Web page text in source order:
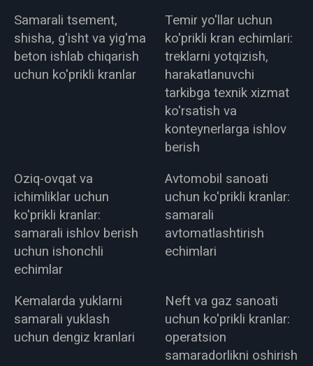
Samarali tsement,
shisha, g'isht va yig'ma
beton ishlab chiqarish
uchun ko'prikli kranlar
Temir yo'llar uchun
ko'prikli kran echimlari:
treklarni yotqizish,
harakatlanuvchi
tarkibga texnik xizmat
ko'rsatish va
konteynerlarga ishlov
berish
Oziq-ovqat va
ichimliklar uchun
ko'prikli kranlar:
samarali ishlov berish
uchun ishonchli
echimlar
Avtomobil sanoati
uchun ko'prikli kranlar:
samarali
avtomatlashtirish
echimlari
Kemalarda yuklarni
samarali yuklash
uchun dengiz kranlari
Neft va gaz sanoati
uchun ko'prikli kranlar:
operatsion
samaradorlikni oshirish